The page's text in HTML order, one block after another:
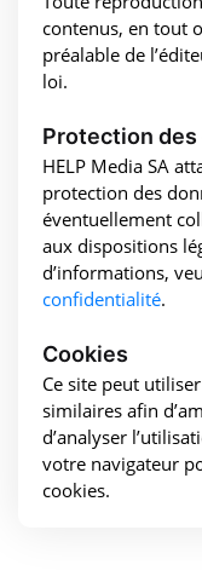
contenus, en tout
préalable de
loi.
Protection des
HELP Media SA
protection des
éventuellement
aux dispositions
d’informations,
confidentialité.
Cookies
Ce site peut
similaires afin
d’analyser
votre navigateur
cookies.